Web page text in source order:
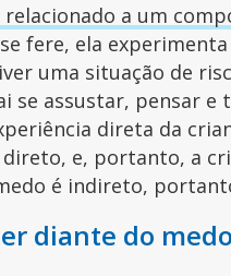
relacionado a um
fere, ela
uma situação de
se assustar, pensar e
direta da
e, portanto, a
é indireto,
diante do